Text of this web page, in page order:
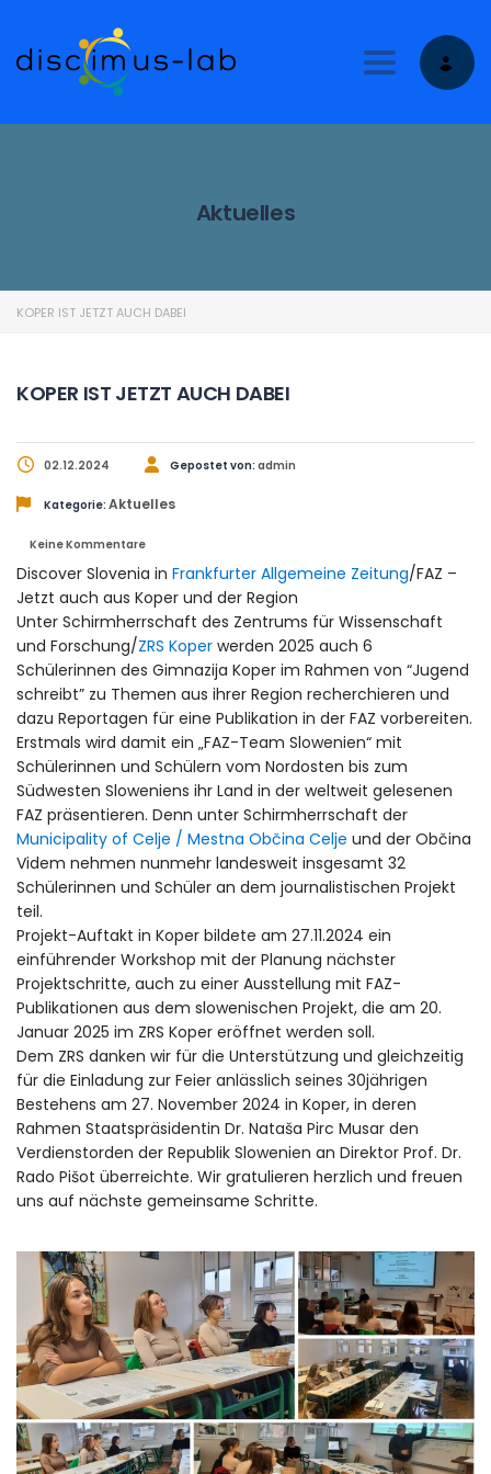
Toggle
Aktuelles
KOPER IST JETZT AUCH DABEI
KOPER IST JETZT AUCH DABEI
02.12.2024 Gepostet von: admin
Kategorie: Aktuelles
Keine Kommentare
Discover Slovenia in Frankfurter Allgemeine Zeitung/FAZ –
Jetzt auch aus Koper und der Region
Unter Schirmherrschaft des Zentrums für Wissenschaft
und Forschung/ZRS Koper werden 2025 auch 6
Schülerinnen des Gimnazija Koper im Rahmen von “Jugend
schreibt” zu Themen aus ihrer Region recherchieren und
dazu Reportagen für eine Publikation in der FAZ vorbereiten.
Erstmals wird damit ein „FAZ-Team Slowenien“ mit
Schülerinnen und Schülern vom Nordosten bis zum
Südwesten Sloweniens ihr Land in der weltweit gelesenen
FAZ präsentieren. Denn unter Schirmherrschaft der
Municipality of Celje / Mestna Občina Celje und der Občina
Videm nehmen nunmehr landesweit insgesamt 32
Schülerinnen und Schüler an dem journalistischen Projekt
teil.
Projekt-Auftakt in Koper bildete am 27.11.2024 ein
einführender Workshop mit der Planung nächster
Projektschritte, auch zu einer Ausstellung mit FAZ-
Publikationen aus dem slowenischen Projekt, die am 20.
Januar 2025 im ZRS Koper eröffnet werden soll.
Dem ZRS danken wir für die Unterstützung und gleichzeitig
für die Einladung zur Feier anlässlich seines 30jährigen
Bestehens am 27. November 2024 in Koper, in deren
Rahmen Staatspräsidentin Dr. Nataša Pirc Musar den
Verdienstorden der Republik Slowenien an Direktor Prof. Dr.
Rado Pišot überreichte. Wir gratulieren herzlich und freuen
uns auf nächste gemeinsame Schritte.